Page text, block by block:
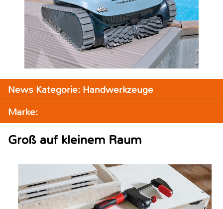
News Kategorie: Handwerkzeuge
Marke:
Groß auf kleinem Raum